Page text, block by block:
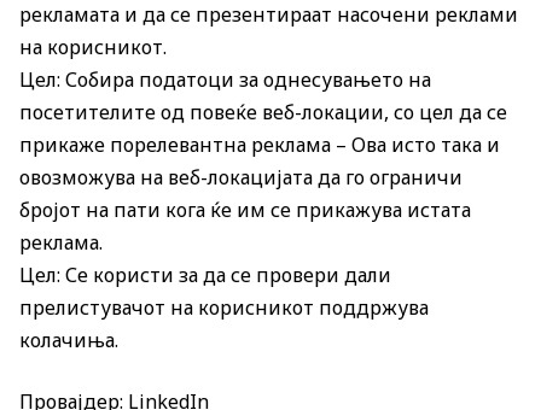
рекламата и да се презентираат насочени реклами
на корисникот.
Цел: Собира податоци за однесувањето на
посетителите од повеќе веб-локации, со цел да се
прикаже порелевантна реклама – Ова исто така и
овозможува на веб-локацијата да го ограничи
бројот на пати кога ќе им се прикажува истата
реклама.
Цел: Се користи за да се провери дали
прелистувачот на корисникот поддржува
колачиња.
Провајдер: LinkedIn